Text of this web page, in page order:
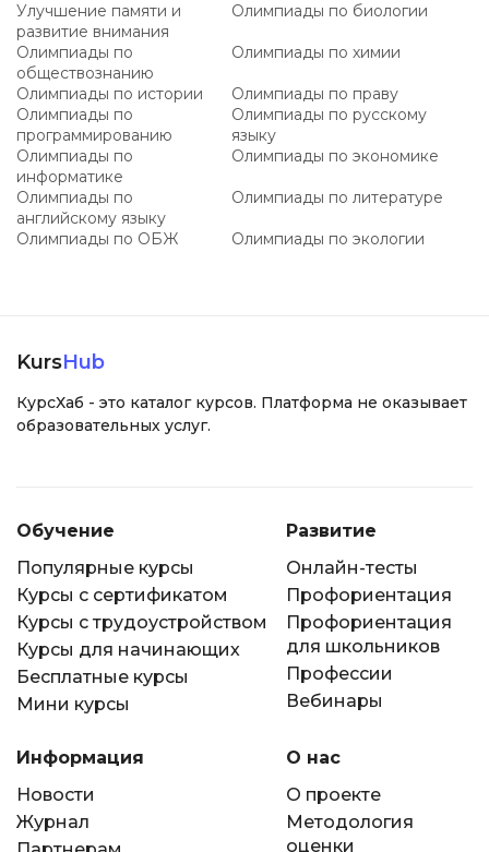
Улучшение памяти и
развитие внимания
Олимпиады по биологии
Олимпиады по
обществознанию
Олимпиады по химии
Олимпиады по истории
Олимпиады по праву
Олимпиады по
программированию
Олимпиады по русскому
языку
Олимпиады по
информатике
Олимпиады по экономике
Олимпиады по
английскому языку
Олимпиады по литературе
Олимпиады по ОБЖ Олимпиады по экологии
KursHub
КурсХаб - это каталог курсов. Платформа не оказывает
образовательных услуг.
Обучение
Популярные курсы
Курсы с сертификатом
Курсы с трудоустройством
Курсы для начинающих
Бесплатные курсы
Мини курсы
Развитие
Онлайн-тесты
Профориентация
Профориентация
для школьников
Профессии
Вебинары
Информация
Новости
Журнал
О нас
О проекте
Методология
оценки